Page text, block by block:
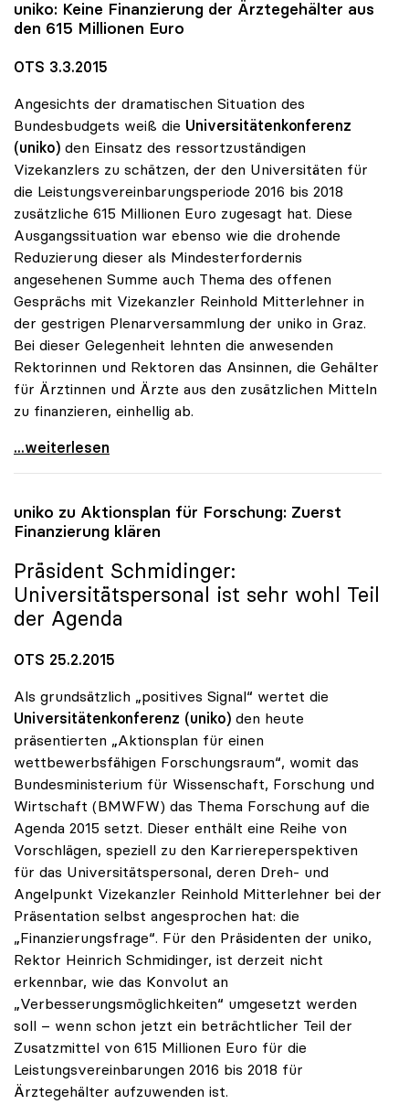
uniko: Keine Finanzierung der Ärztegehälter aus
den 615 Millionen Euro
OTS 3.3.2015
Angesichts der dramatischen Situation des
Bundesbudgets weiß die Universitätenkonferenz
(uniko) den Einsatz des ressortzuständigen
Vizekanzlers zu schätzen, der den Universitäten für
die Leistungsvereinbarungsperiode 2016 bis 2018
zusätzliche 615 Millionen Euro zugesagt hat. Diese
Ausgangssituation war ebenso wie die drohende
Reduzierung dieser als Mindesterfordernis
angesehenen Summe auch Thema des offenen
Gesprächs mit Vizekanzler Reinhold Mitterlehner in
der gestrigen Plenarversammlung der uniko in Graz.
Bei dieser Gelegenheit lehnten die anwesenden
Rektorinnen und Rektoren das Ansinnen, die Gehälter
für Ärztinnen und Ärzte aus den zusätzlichen Mitteln
zu finanzieren, einhellig ab.
uniko: Keine Finanzierung der Ärztegehälter aus
...weiterlesen
uniko zu Aktionsplan für Forschung: Zuerst
Finanzierung klären
Präsident Schmidinger:
Universitätspersonal ist sehr wohl Teil
der Agenda
OTS 25.2.2015
Als grundsätzlich „positives Signal“ wertet die
Universitätenkonferenz (uniko) den heute
präsentierten „Aktionsplan für einen
wettbewerbsfähigen Forschungsraum“, womit das
Bundesministerium für Wissenschaft, Forschung und
Wirtschaft (BMWFW) das Thema Forschung auf die
Agenda 2015 setzt. Dieser enthält eine Reihe von
Vorschlägen, speziell zu den Karriereperspektiven
für das Universitätspersonal, deren Dreh- und
Angelpunkt Vizekanzler Reinhold Mitterlehner bei der
Präsentation selbst angesprochen hat: die
„Finanzierungsfrage“. Für den Präsidenten der uniko,
Rektor Heinrich Schmidinger, ist derzeit nicht
erkennbar, wie das Konvolut an
„Verbesserungsmöglichkeiten“ umgesetzt werden
soll – wenn schon jetzt ein beträchtlicher Teil der
Zusatzmittel von 615 Millionen Euro für die
Leistungsvereinbarungen 2016 bis 2018 für
Ärztegehälter aufzuwenden ist.